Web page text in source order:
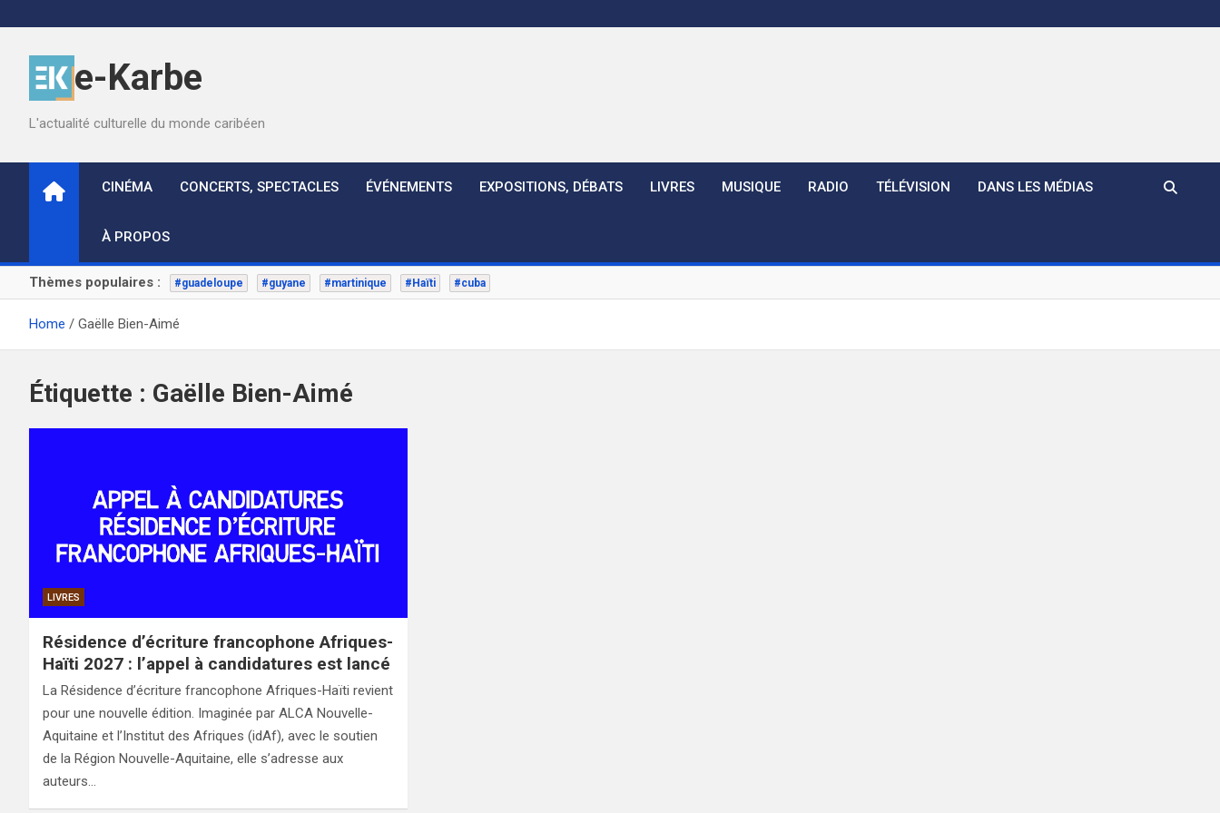
to
content
e-Karbe
L'actualité culturelle du monde caribéen
CINÉMA CONCERTS, SPECTACLES ÉVÉNEMENTS EXPOSITIONS, DÉBATS LIVRES MUSIQUE RADIO TÉLÉVISION DANS LES MÉDIAS
À PROPOS
Thèmes populaires : #guadeloupe #guyane #martinique #Haïti #cuba
Home Gaëlle Bien-Aimé
Étiquette : Gaëlle Bien-Aimé
LIVRES
Résidence d’écriture francophone Afriques-
Haïti 2027 : l’appel à candidatures est lancé
La Résidence d’écriture francophone Afriques-Haïti revient
pour une nouvelle édition. Imaginée par ALCA Nouvelle-
Aquitaine et l’Institut des Afriques (idAf), avec le soutien
de la Région Nouvelle-Aquitaine, elle s’adresse aux
auteurs…